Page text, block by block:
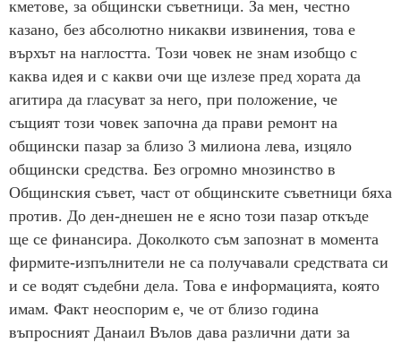
кметове, за общински съветници. За мен, честно
казано, без абсолютно никакви извинения, това е
върхът на наглостта. Този човек не знам изобщо с
каква идея и с какви очи ще излезе пред хората да
агитира да гласуват за него, при положение, че
същият този човек започна да прави ремонт на
общински пазар за близо 3 милиона лева, изцяло
общински средства. Без огромно мнозинство в
Общинския съвет, част от общинските съветници бяха
против. До ден-днешен не е ясно този пазар откъде
ще се финансира. Доколкото съм запознат в момента
фирмите-изпълнители не са получавали средствата си
и се водят съдебни дела. Това е информацията, която
имам. Факт неоспорим е, че от близо година
въпросният Данаил Вълов дава различни дати за